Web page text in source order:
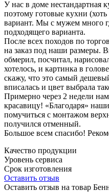
У нас в доме нестандартная
поэтому готовые кухни
вариант. Мы с мужем много
подходящего варианта.
После всех походов по
на заказ под наши размеры.
обмерил, посчитал,
хотелось, и картинка в
скажу, что это самый
вписалась и цвет выбрала
Примерно через 2 недели
красавицу! «Благодаря»
помучиться с монтажом
получился отменный.
Большое всем спасибо!
Качество продукции
Уровень сервиса
Срок изготовления
Оставить отзыв
Оставить отзыв на товар